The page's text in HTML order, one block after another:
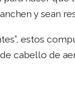
y sean
estos
cabello de